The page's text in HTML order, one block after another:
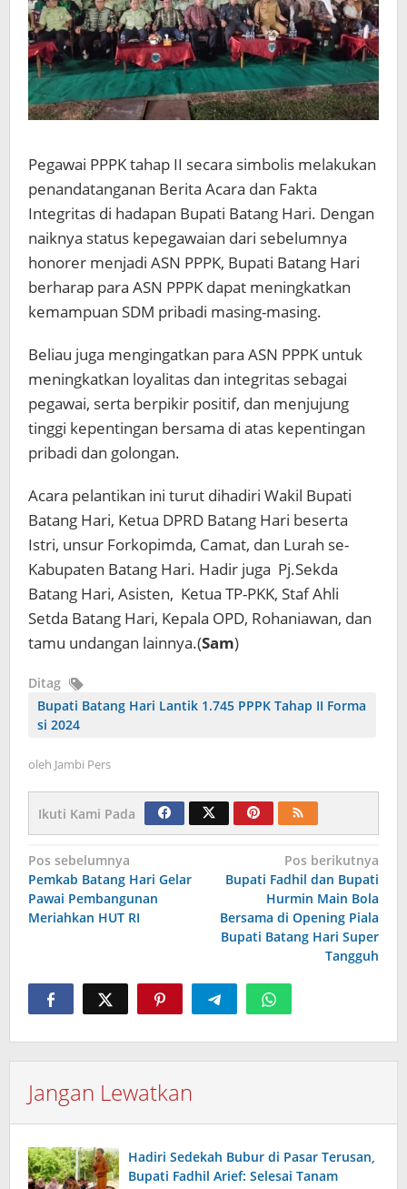
Pegawai PPPK tahap II secara simbolis melakukan
penandatanganan Berita Acara dan Fakta
Integritas di hadapan Bupati Batang Hari. Dengan
naiknya status kepegawaian dari sebelumnya
honorer menjadi ASN PPPK, Bupati Batang Hari
berharap para ASN PPPK dapat meningkatkan
kemampuan SDM pribadi masing-masing.
Beliau juga mengingatkan para ASN PPPK untuk
meningkatkan loyalitas dan integritas sebagai
pegawai, serta berpikir positif, dan menjujung
tinggi kepentingan bersama di atas kepentingan
pribadi dan golongan.
Acara pelantikan ini turut dihadiri Wakil Bupati
Batang Hari, Ketua DPRD Batang Hari beserta
Istri, unsur Forkopimda, Camat, dan Lurah se-
Kabupaten Batang Hari. Hadir juga Pj.Sekda
Batang Hari, Asisten, Ketua TP-PKK, Staf Ahli
Setda Batang Hari, Kepala OPD, Rohaniawan, dan
tamu undangan lainnya.(Sam)
Ditag
Bupati Batang Hari Lantik 1.745 PPPK Tahap II Forma
si 2024
oleh Jambi Pers
Ikuti Kami Pada
Navigasi
pos
Pos sebelumnya
Pemkab Batang Hari Gelar
Pawai Pembangunan
Meriahkan HUT RI
Pos berikutnya
Bupati Fadhil dan Bupati
Hurmin Main Bola
Bersama di Opening Piala
Bupati Batang Hari Super
Tangguh
Jangan Lewatkan
Hadiri Sedekah Bubur di Pasar Terusan,
Bupati Fadhil Arief: Selesai Tanam